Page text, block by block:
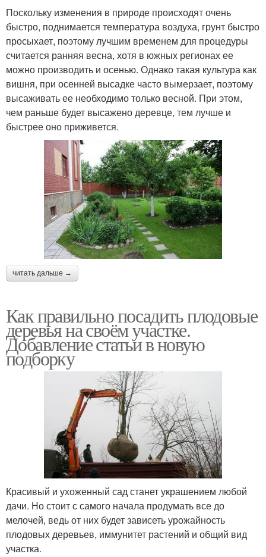
Поскольку изменения в природе происходят очень
быстро, поднимается температура воздуха, грунт быстро
просыхает, поэтому лучшим временем для процедуры
считается ранняя весна, хотя в южных регионах ее
можно производить и осенью. Однако такая культура как
вишня, при осенней высадке часто вымерзает, поэтому
высаживать ее необходимо только весной. При этом,
чем раньше будет высажено деревце, тем лучше и
быстрее оно приживется.
читать дальше →
Как правильно посадить плодовые
деревья на своём участке.
Добавление статьи в новую
подборку
Красивый и ухоженный сад станет украшением любой
дачи. Но стоит с самого начала продумать все до
мелочей, ведь от них будет зависеть урожайность
плодовых деревьев, иммунитет растений и общий вид
участка.